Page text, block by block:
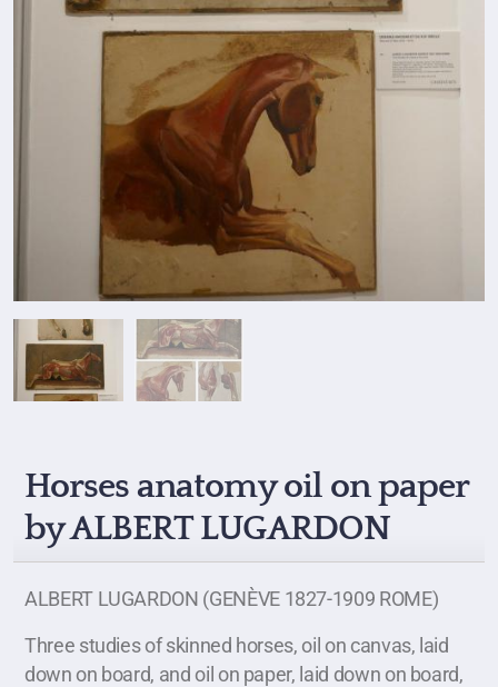
Horses anatomy oil on paper
by ALBERT LUGARDON
ALBERT LUGARDON (GENÈVE 1827-1909 ROME)
Three studies of skinned horses, oil on canvas, laid
down on board, and oil on paper, laid down on board,